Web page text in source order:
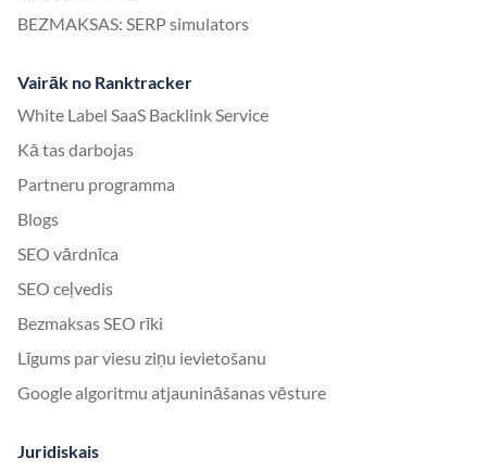
BEZMAKSAS: SERP simulators
Vairāk no Ranktracker
White Label SaaS Backlink Service
Kā tas darbojas
Partneru programma
Blogs
SEO vārdnīca
SEO ceļvedis
Bezmaksas SEO rīki
Līgums par viesu ziņu ievietošanu
Google algoritmu atjaunināšanas vēsture
Juridiskais